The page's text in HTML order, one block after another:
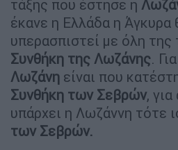
τάξης που έστησε η
έκανε η Ελλάδα η Άγκυρα
υπερασπιστεί με όλη της
Συνθήκη της Λωζάνης.
Λωζάνη είναι που
Συνθήκη των Σεβρών,
υπάρχει η Λωζάννη τότε
των Σεβρών.